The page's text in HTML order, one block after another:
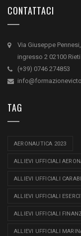
CONTATTACI
Via Giuseppe
ingresso 2 02100 Rieti
(+39) 0746 274853
TAG
AERONAUTICA 2023
ALLIEVI UFFICIALI
ALLIEVI UFFICIALI
ALLIEVI UFFICIALI
ALLIEVI UFFICIALI
ALLIEVI UFFICIALI